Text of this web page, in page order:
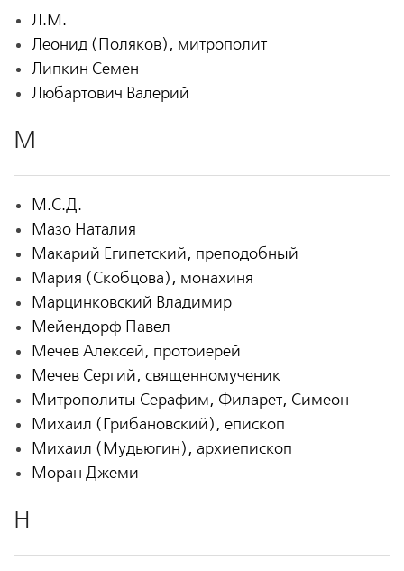
Л.М.
Леонид (Поляков), митрополит
Липкин Семен
Любартович Валерий
М
М.С.Д.
Мазо Наталия
Макарий Египетский, преподобный
Мария (Скобцова), монахиня
Марцинковский Владимир
Мейендорф Павел
Мечев Алексей, протоиерей
Мечев Сергий, священномученик
Митрополиты Серафим, Филарет, Симеон
Михаил (Грибановский), епископ
Михаил (Мудьюгин), архиепископ
Моран Джеми
Н